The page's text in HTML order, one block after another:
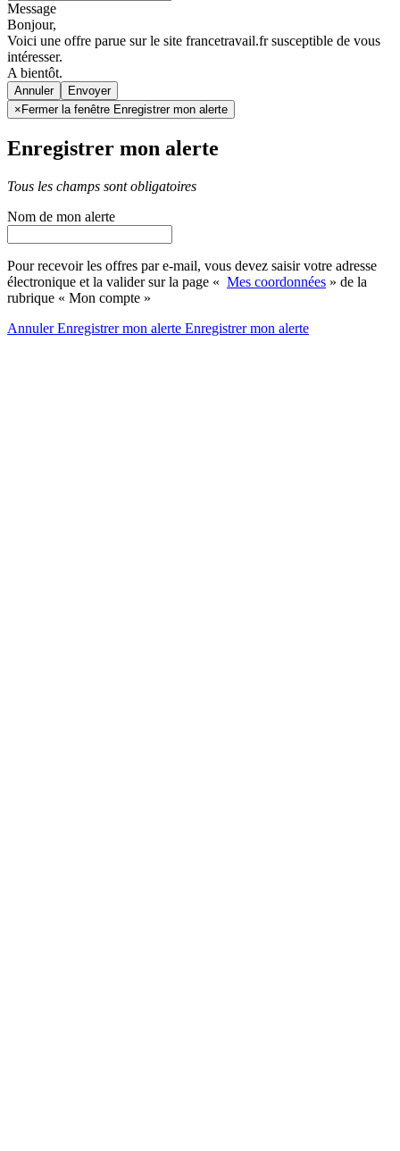
Message
Bonjour,
Voici une offre parue sur le site francetravail.fr susceptible de vous
intéresser.
A bientôt.
Annuler
× Fermer la fenêtre Enregistrer mon alerte
Enregistrer mon alerte
Tous les champs sont obligatoires
Nom de mon alerte
Pour recevoir les offres par e-mail, vous devez saisir votre adresse
électronique et la valider sur la page « Mes coordonnées » de la
rubrique « Mon compte »
AnnulerEnregistrer mon alerte Enregistrermon alerte